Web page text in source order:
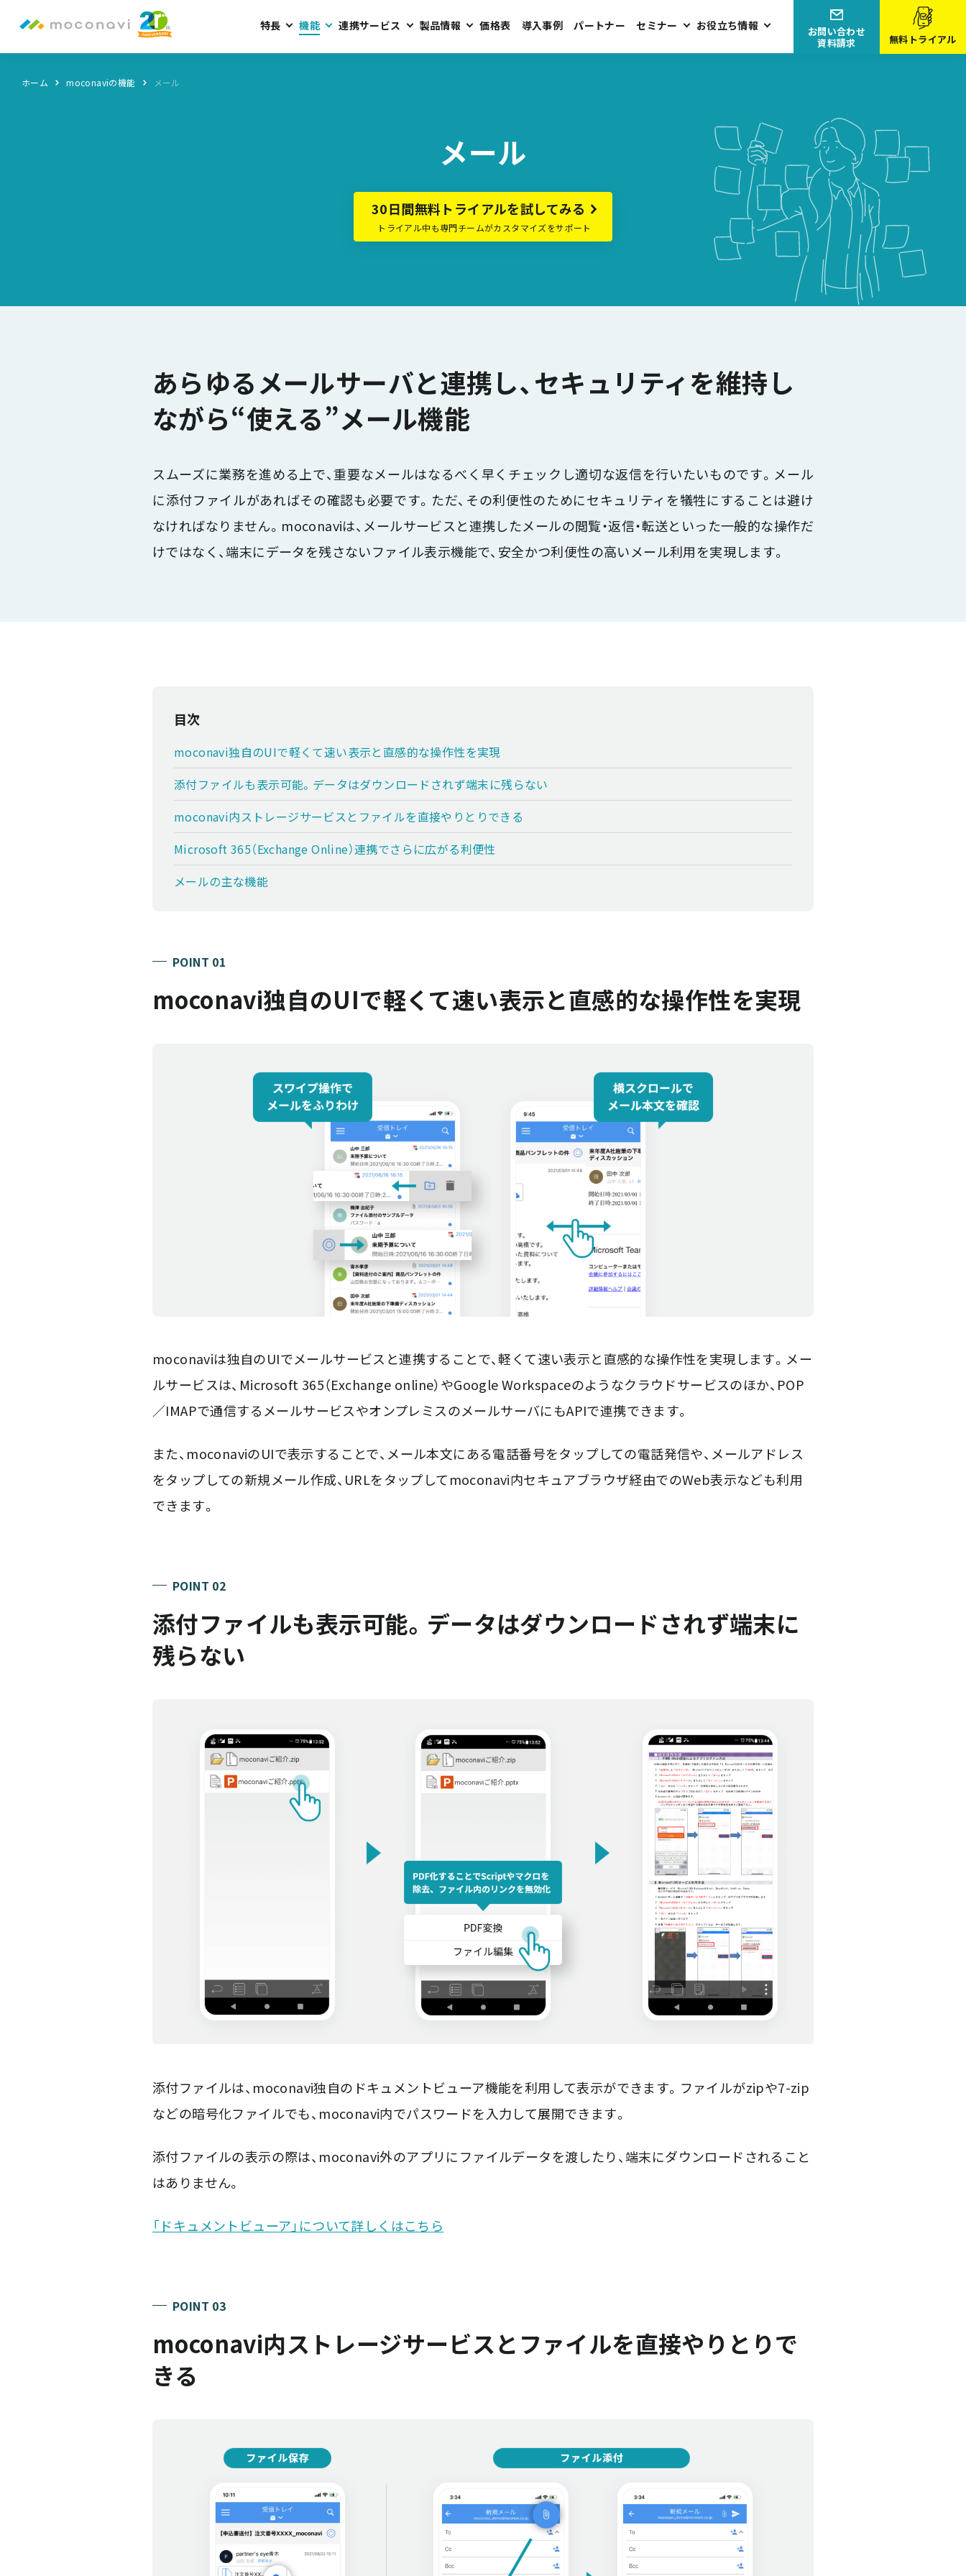
特長 機能 連携サービス 製品情報 価格表 導入事例 パートナー セミナー お役立ち情報
無料トライアル
お問い合わせ
資料請求
ホーム moconaviの機能 メール
メール
30日間無料トライアルを試してみる
トライアル中も専門チームがカスタマイズをサポート
あらゆるメールサーバと連携し、セキュリティを維持し
ながら“使える”メール機能
スムーズに業務を進める上で、重要なメールはなるべく早くチェックし適切な返信を行いたいものです。メール
に添付ファイルがあればその確認も必要です。ただ、その利便性のためにセキュリティを犠牲にすることは避け
なければなりません。moconaviは、メールサービスと連携したメールの閲覧・返信・転送といった一般的な操作だ
けではなく、端末にデータを残さないファイル表示機能で、安全かつ利便性の高いメール利用を実現します。
目次
moconavi独自のUIで軽くて速い表示と直感的な操作性を実現
添付ファイルも表示可能。データはダウンロードされず端末に残らない
moconavi内ストレージサービスとファイルを直接やりとりできる
Microsoft 365（Exchange Online）連携でさらに広がる利便性
メールの主な機能
POINT 01
moconavi独自のUIで軽くて速い表示と直感的な操作性を実現
moconaviは独自のUIでメールサービスと連携することで、軽くて速い表示と直感的な操作性を実現します。メー
ルサービスは、Microsoft 365（Exchange online）やGoogle Workspaceのようなクラウドサービスのほか、POP
／IMAPで通信するメールサービスやオンプレミスのメールサーバにもAPIで連携できます。
また、moconaviのUIで表示することで、メール本文にある電話番号をタップしての電話発信や、メールアドレス
をタップしての新規メール作成、URLをタップしてmoconavi内セキュアブラウザ経由でのWeb表示なども利用
できます。
POINT 02
添付ファイルも表示可能。データはダウンロードされず端末に
残らない
添付ファイルは、moconavi独自のドキュメントビューア機能を利用して表示ができます。ファイルがzipや7-zip
などの暗号化ファイルでも、moconavi内でパスワードを入力して展開できます。
添付ファイルの表示の際は、moconavi外のアプリにファイルデータを渡したり、端末にダウンロードされること
はありません。
「ドキュメントビューア」について詳しくはこちら
POINT 03
moconavi内ストレージサービスとファイルを直接やりとりで
きる